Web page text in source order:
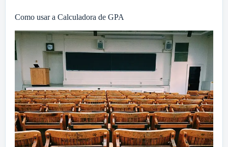
Como usar a Calculadora de GPA